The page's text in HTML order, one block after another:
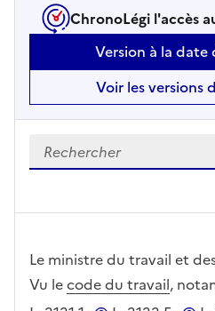
ChronoLégi l'accès
Version à la
Voir les versions
Le ministre du travail et
Vu lecode du travail,